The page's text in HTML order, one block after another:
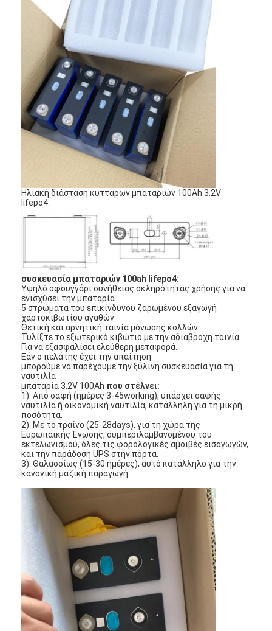
Σπίτι
Προϊόντα
Περίπου εμείς
Γύρος εργοστασίων
Ποιοτικός έλεγχος
Μας ελάτε σε επαφή με
Ειδήσεις
Συνομιλία τώρα
μπαταρία λίθιου lifepo4
ιονικές επαναφορτιζόμενες μπαταρίες λίθιου
Μπαταρία Lithium Polymer
μπαταρίες ενεργειακής αποθήκευσης
Ηλιακή διάσταση κυττάρων μπαταριών 100Ah 3.2V
lifepo4:
συσκευασία μπαταριών 100ah lifepo4:
Υψηλό σφουγγάρι συνήθειας σκληρότητας χρήσης για να
ενισχύσει την μπαταρία
5 στρώματα του επικίνδυνου ζαρωμένου εξαγωγή
χαρτοκιβωτίου αγαθών
Θετική και αρνητική ταινία μόνωσης κολλών
Τυλίξτε το εξωτερικό κιβώτιο με την αδιάβροχη ταινία
Για να εξασφαλίσει ελεύθερη μεταφορά.
Εάν ο πελάτης έχει την απαίτηση
μπορούμε να παρέχουμε την ξύλινη συσκευασία για τη
ναυτιλία
μπαταρία 3.2V 100Ah που στέλνει:
1). Από σαφή (ημέρες 3-45working), υπάρχει σαφής
ναυτιλία ή οικονομική ναυτιλία, κατάλληλη για τη μικρή
ποσότητα.
2). Με το τραίνο (25-28days), για τη χώρα της
Ευρωπαϊκής Ένωσης, συμπεριλαμβανομένου του
εκτελωνισμού, όλες τις φορολογικές αμοιβές εισαγωγών,
και την παράδοση UPS στην πόρτα.
3). Θαλασσίως (15-30 ημέρες), αυτό κατάλληλο για την
κανονική μαζική παραγωγή.